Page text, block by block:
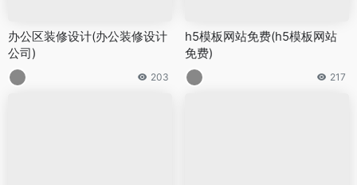
办公区装修设计(办公装修设计
公司)
203
h5模板网站免费(h5模板网站
免费)
217